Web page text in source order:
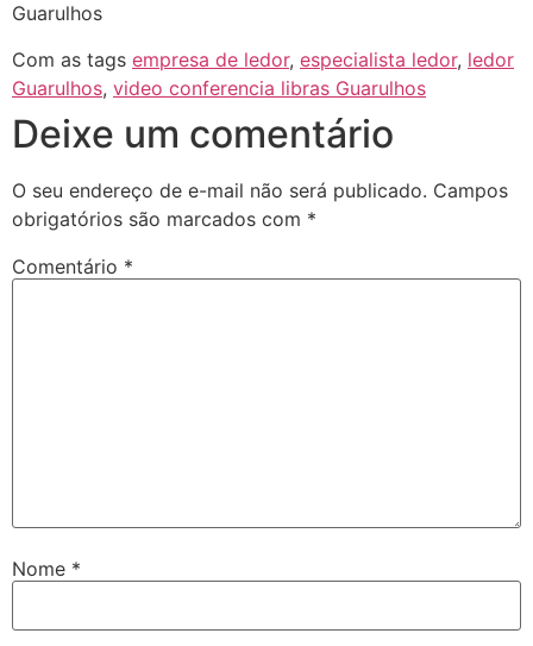
Guarulhos
Com as tags empresa de ledor, especialista ledor, ledor
Guarulhos, video conferencia libras Guarulhos
Deixe um comentário
O seu endereço de e-mail não será publicado. Campos
obrigatórios são marcados com *
Comentário *
Nome *